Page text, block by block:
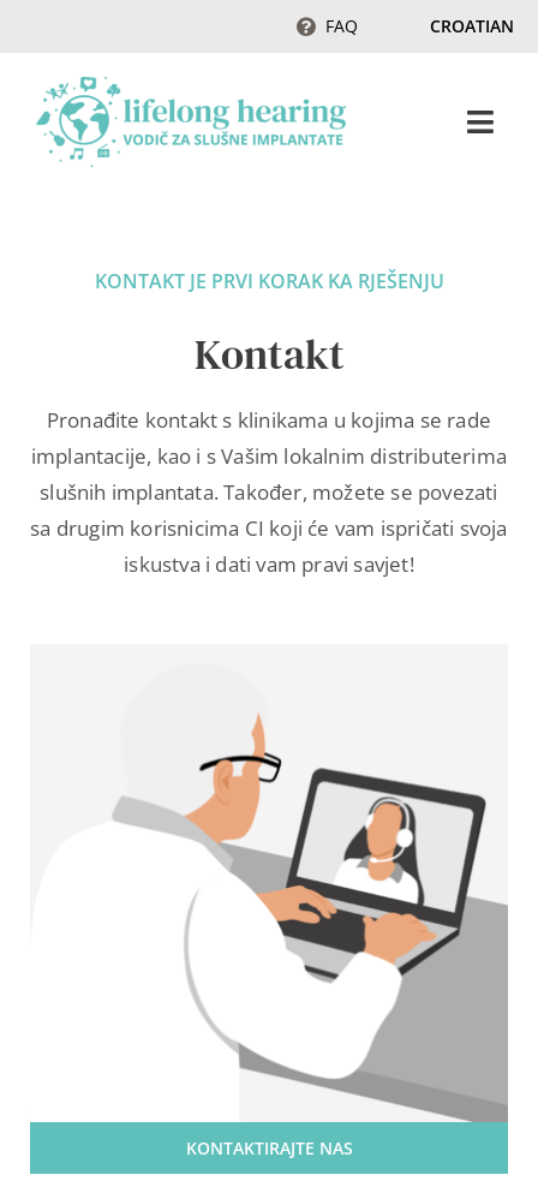
content
FAQ CROATIAN
Sluh & gubitak sluha
Ambasadori sluha
Kontakt
KONTAKT JE PRVI KORAK KA RJEŠENJU
Kontakt
Pronađite kontakt s klinikama u kojima se rade
implantacije, kao i s Vašim lokalnim distributerima
slušnih implantata. Također, možete se povezati
sa drugim korisnicima CI koji će vam ispričati svoja
iskustva i dati vam pravi savjet!
KONTAKTIRAJTE NAS